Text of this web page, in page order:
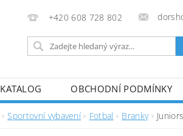
+420 608 728 802
KATALOG OBCHODNÍ PODMÍNKY
Sportovní vybavení Fotbal Branky